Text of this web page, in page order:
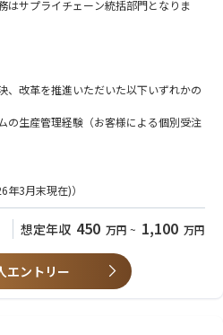
ます。
サルファーム、元物流の現場、元スタ
で構成されており、協働・議論を通
ことができます。
中核を担うため、成果と意欲次第で、
会を提供します。
等
はサプライチェーン統括部門となりま
備品の技術高度化に伴い、国家や社会
ニーズが年々拡大しており、キャリア
ュリティ組織の紹介ページ>
ans/index.html#anc-06
部門、技術部門、製造部門と協業し事業
に伴い募集をいたします。具体的には
事業）に関わる各省庁や重工メーカー各
ら納入までの生産活動をQuality、Cos
。
、改革を推進いただいた以下いずれかの
の生産管理経験（お客様による個別受注
ロジェクト遂経験
部下マネジメントやリーダ経験
た生産管理業務改革経験
テムの構築・導入・運用経験
年3月末現在)）
想定年収 450 万円 ~ 1,100 万円
エントリー